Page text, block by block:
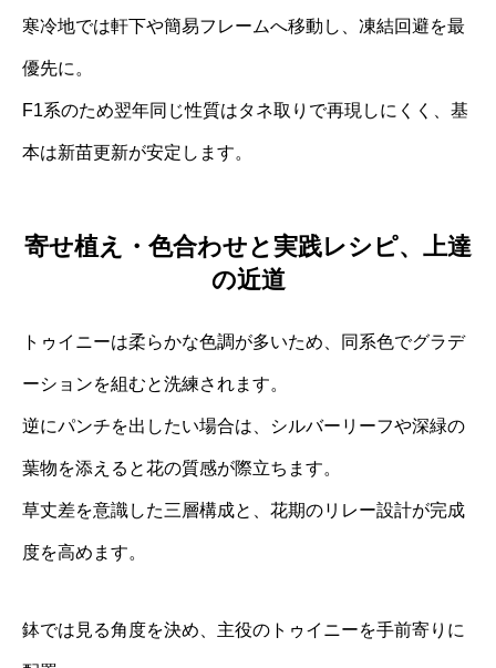
寒冷地では軒下や簡易フレームへ移動し、凍結回避を最
優先に。
F1系のため翌年同じ性質はタネ取りで再現しにくく、基
本は新苗更新が安定します。
寄せ植え・色合わせと実践レシピ、上達
の近道
トゥイニーは柔らかな色調が多いため、同系色でグラデ
ーションを組むと洗練されます。
逆にパンチを出したい場合は、シルバーリーフや深緑の
葉物を添えると花の質感が際立ちます。
草丈差を意識した三層構成と、花期のリレー設計が完成
度を高めます。
鉢では見る角度を決め、主役のトゥイニーを手前寄りに